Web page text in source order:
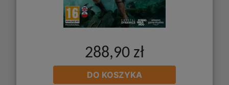
288,90 zł
DO KOSZYKA